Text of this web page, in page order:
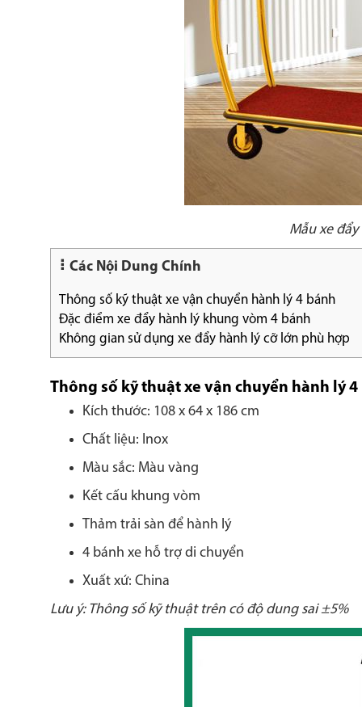
Mẫu xe
Các Nội Dung Chính
Thông số kỹ thuật xe vận chuyển hành lý 4 bánh
Đặc điểm xe đẩy hành lý khung vòm 4 bánh
Không gian sử dụng xe đẩy hành lý cỡ lớn phù hợp
Thông số kỹ thuật xe vận chuyển hành lý 4
Kích thước: 108 x 64 x 186 cm
Chất liệu: Inox
Màu sắc: Màu vàng
Kết cấu khung vòm
Thảm trải sàn để hành lý
4 bánh xe hỗ trợ di chuyển
Xuất xứ: China
Lưu ý: Thông số kỹ thuật trên có độ dung sai ±5%